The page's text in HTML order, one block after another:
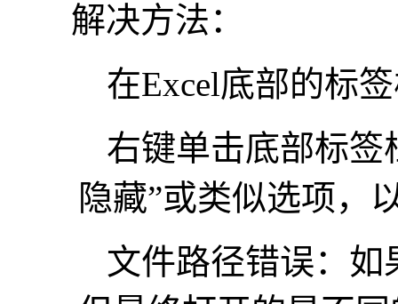
解决方法：
在Excel底部的标
右键单击底部标签
隐藏”或类似选项，
文件路径错误：如